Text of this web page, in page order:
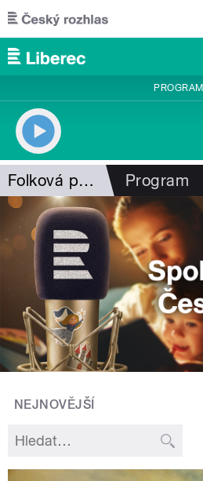
Přejít k hlavnímu obsahu
PROGRAM
Folková pohlazení Program
NEJNOVĚJŠÍ